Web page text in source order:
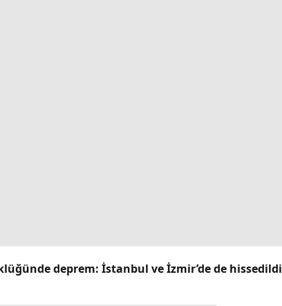
deprem: İstanbul ve İzmir’de de hissedildi